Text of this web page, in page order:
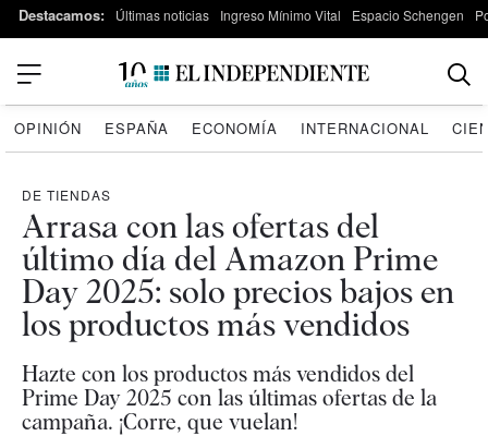
Destacamos: Últimas noticias Ingreso Mínimo Vital Espacio Schengen
OPINIÓN ESPAÑA ECONOMÍA INTERNACIONAL
DE TIENDAS
Arrasa con las ofertas del
último día del Amazon Prime
Day 2025: solo precios bajos en
los productos más vendidos
Hazte con los productos más vendidos del
Prime Day 2025 con las últimas ofertas de la
campaña. ¡Corre, que vuelan!